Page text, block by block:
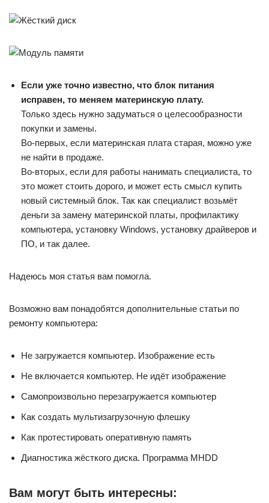
Если уже точно известно, что блок питания
исправен, то меняем материнскую плату.
Только здесь нужно задуматься о целесообразности
покупки и замены.
Во-первых, если материнская плата старая, можно уже
не найти в продаже.
Во-вторых, если для работы нанимать специалиста, то
это может стоить дорого, и может есть смысл купить
новый системный блок. Так как специалист возьмёт
деньги за замену материнской платы, профилактику
компьютера, установку Windows, установку драйверов и
ПО, и так далее.
Надеюсь моя статья вам помогла.
Возможно вам понадобятся дополнительные статьи по
ремонту компьютера:
Не загружается компьютер. Изображение есть
Не включается компьютер. Не идёт изображение
Самопроизвольно перезагружается компьютер
Как создать мультизагрузочную флешку
Как протестировать оперативную память
Диагностика жёсткого диска. Программа MHDD
Вам могут быть интересны: